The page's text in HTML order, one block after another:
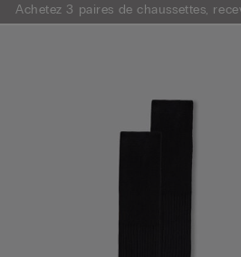
Achetez 3 paires de chaussettes,
GRATUITES !